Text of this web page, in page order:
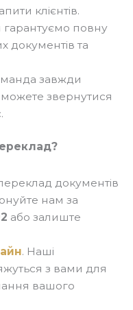
клієнтів.
гарантуємо повну
документів та
завжди
можете звернутися
документів
нам за
або залиште
. Наші
з вами для
вашого